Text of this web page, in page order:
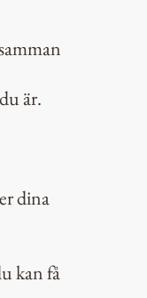
är.
dina
kan få